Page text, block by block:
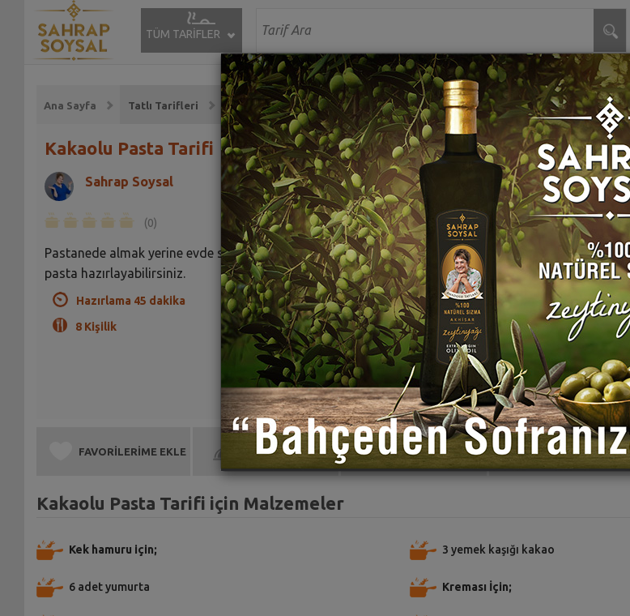
TÜM TARİFLER
Ana Sayfa Tatlı Tarifleri
Kakaolu Pasta Tarifi
Sahrap Soysal
(0)
Pastanede almak yerine evde siz de nefis bir kakaolu
pasta hazırlayabilirsiniz.
Hazırlama 45 dakika
8 Kişilik
FAVORİLERİME EKLE BEN DE YAPTIM TARİFE PUAN VER TARİFİ PAYLAŞ
Kakaolu Pasta Tarifi için Malzemeler
Kek hamuru için;
6 adet yumurta
3 yemek kaşığı kakao
Kreması İçin;